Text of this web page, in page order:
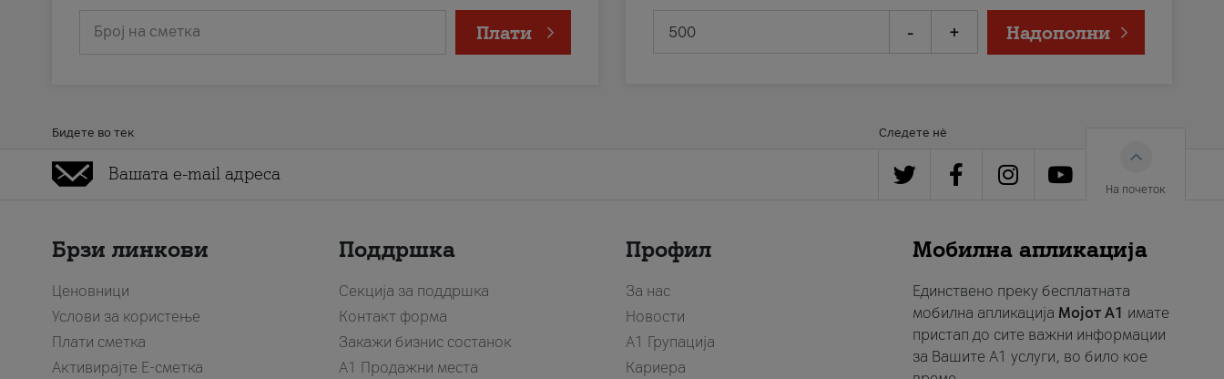
Број на сметка Плати - + Надополни
Бидете во тек Следете нè
На почеток
Брзи линкови
Ценовници
Услови за користење
Плати сметка
Активирајте Е-сметка
Поддршка
Секција за поддршка
Контакт форма
Закажи бизнис состанок
A1 Продажни места
Профил
За нас
Новости
А1 Групација
Кариера
Мобилна апликација
Единствено преку бесплатната
мобилна апликација Мојот A1 имате
пристап до сите важни информации
за Вашите A1 услуги, во било кое